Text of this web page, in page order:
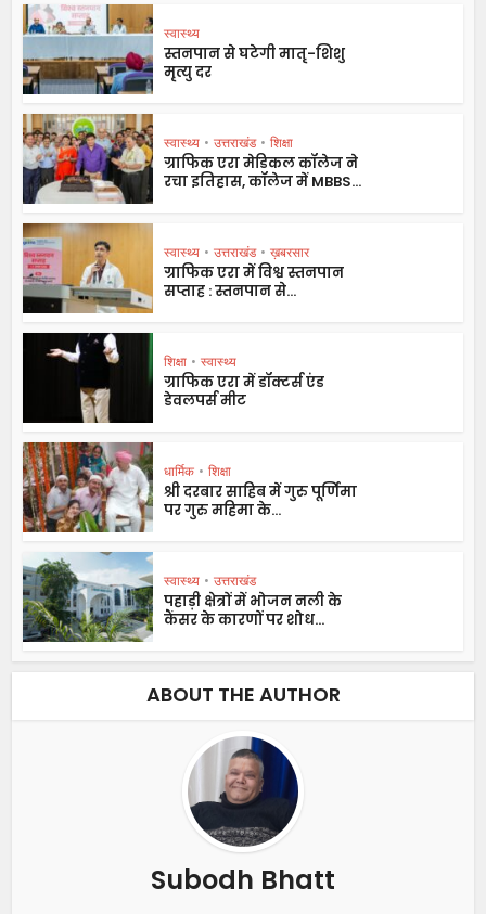
स्वास्थ्य
स्तनपान से घटेगी मातृ-शिशु
मृत्यु दर
स्वास्थ्य • उत्तराखंड • शिक्षा
ग्राफिक एरा मेडिकल कॉलेज ने
रचा इतिहास, कॉलेज में MBBS...
स्वास्थ्य • उत्तराखंड • ख़बरसार
ग्राफिक एरा में विश्व स्तनपान
सप्ताह : स्तनपान से...
शिक्षा • स्वास्थ्य
ग्राफिक एरा में डॉक्टर्स एंड
डेवलपर्स मीट
धार्मिक • शिक्षा
श्री दरबार साहिब में गुरु पूर्णिमा
पर गुरु महिमा के...
स्वास्थ्य • उत्तराखंड
पहाड़ी क्षेत्रों में भोजन नली के
कैंसर के कारणों पर शोध...
ABOUT THE AUTHOR
Subodh Bhatt